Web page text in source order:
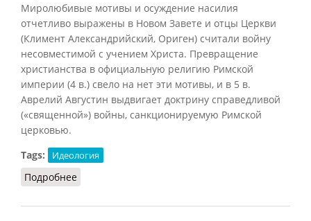
Миролюбивые мотивы и осуждение насилия
отчетливо выражены в Новом Завете и отцы Церкви
(Климент Александрийский, Ориген) считали войну
несовместимой с учением Христа. Превращение
христианства в официальную религию Римской
империи (4 в.) свело на нет эти мотивы, и в 5 в.
Аврелий Августин выдвигает доктрину справедливой
(«священной») войны, санкционируемую Римской
церковью.
Tags:
Идеология
Подробнее